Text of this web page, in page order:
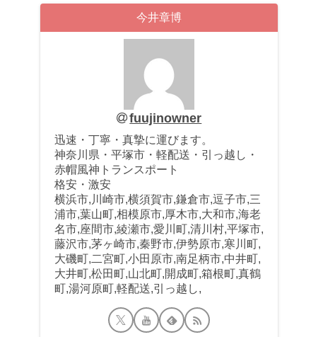
今井章博
fuujinowner
迅速・丁寧・真摯に運びます。
神奈川県・平塚市・軽配送・引っ越し・
赤帽風神トランスポート
格安・激安
横浜市,川崎市,横須賀市,鎌倉市,逗子市,三
浦市,葉山町,相模原市,厚木市,大和市,海老
名市,座間市,綾瀬市,愛川町,清川村,平塚市,
藤沢市,茅ヶ崎市,秦野市,伊勢原市,寒川町,
大磯町,二宮町,小田原市,南足柄市,中井町,
大井町,松田町,山北町,開成町,箱根町,真鶴
町,湯河原町,軽配送,引っ越し,